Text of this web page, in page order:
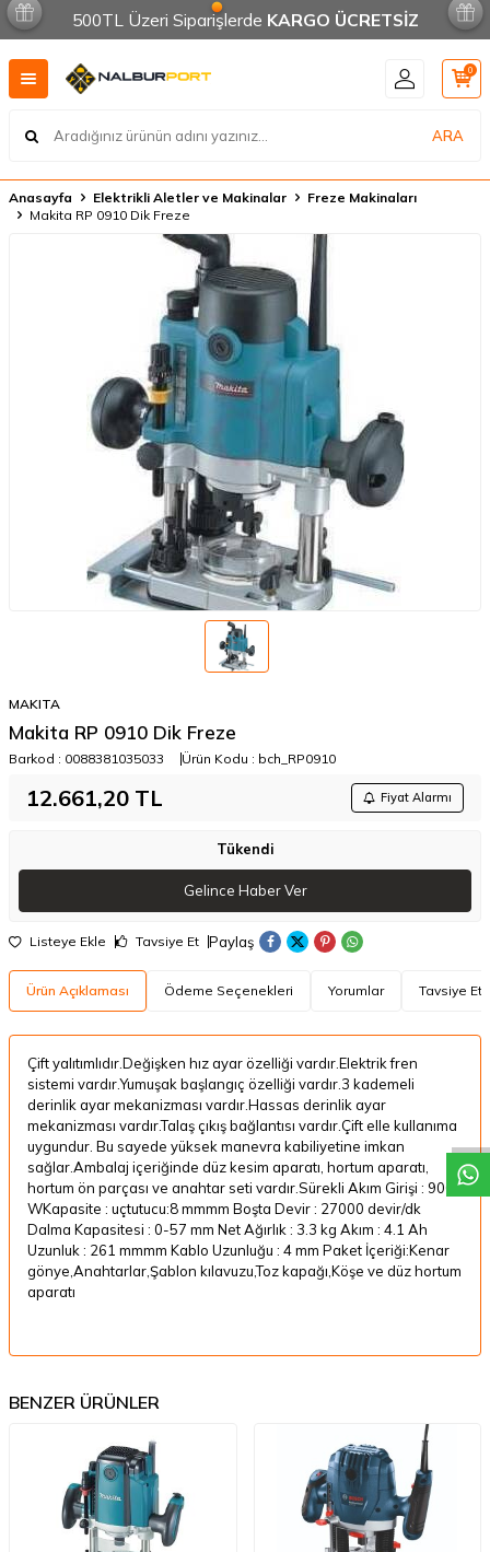
500TL Üzeri Siparişlerde KARGO ÜCRETSİZ
ARA
0
Anasayfa Elektrikli Aletler ve Makinalar
Freze Makinaları
Makita RP 0910 Dik Freze
MAKITA
Makita RP 0910 Dik Freze
Barkod : 0088381035033 Ürün Kodu : bch_RP0910
12.661,20 TL Fiyat Alarmı
Tükendi
Gelince Haber Ver
Listeye Ekle Tavsiye Et Paylaş
Ürün Açıklaması Ödeme Seçenekleri Yorumlar Tavsiye Et
Çift yalıtımlıdır.Değişken hız ayar özelliği vardır.Elektrik fren
sistemi vardır.Yumuşak başlangıç özelliği vardır.3 kademeli
derinlik ayar mekanizması vardır.Hassas derinlik ayar
mekanizması vardır.Talaş çıkış bağlantısı vardır.Çift elle kullanıma
uygundur. Bu sayede yüksek manevra kabiliyetine imkan
sağlar.Ambalaj içeriğinde düz kesim aparatı, hortum aparatı,
hortum ön parçası ve anahtar seti vardır.Sürekli Akım Girişi : 900
WKapasite : uçtutucu:8 mmmm Boşta Devir : 27000 devir/dk
Dalma Kapasitesi : 0-57 mm Net Ağırlık : 3.3 kg Akım : 4.1 Ah
Uzunluk : 261 mmmm Kablo Uzunluğu : 4 mm Paket İçeriği:Kenar
gönye,Anahtarlar,Şablon kılavuzu,Toz kapağı,Köşe ve düz hortum
aparatı
BENZER ÜRÜNLER